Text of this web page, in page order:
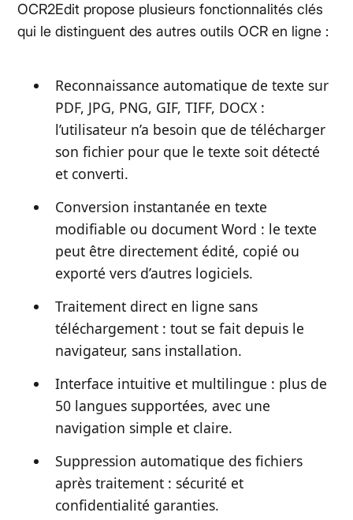
OCR2Edit propose plusieurs fonctionnalités clés
qui le distinguent des autres outils OCR en ligne :
Reconnaissance automatique de texte sur
PDF, JPG, PNG, GIF, TIFF, DOCX :
l’utilisateur n’a besoin que de télécharger
son fichier pour que le texte soit détecté
et converti.
Conversion instantanée en texte
modifiable ou document Word : le texte
peut être directement édité, copié ou
exporté vers d’autres logiciels.
Traitement direct en ligne sans
téléchargement : tout se fait depuis le
navigateur, sans installation.
Interface intuitive et multilingue : plus de
50 langues supportées, avec une
navigation simple et claire.
Suppression automatique des fichiers
après traitement : sécurité et
confidentialité garanties.